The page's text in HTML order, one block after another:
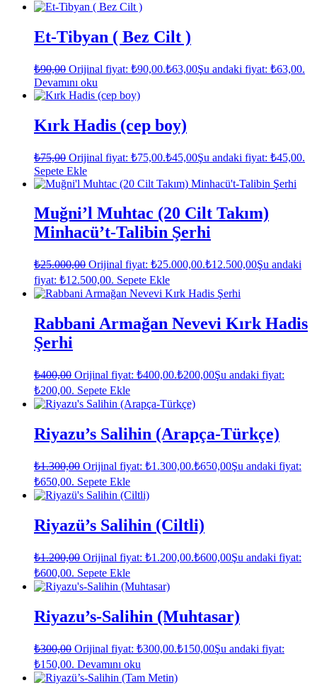
Et-Tibyan ( Bez Cilt )
₺90,00 Orijinal fiyat: ₺90,00.₺63,00Şu andaki fiyat: ₺63,00.
Devamını oku
Kırk Hadis (cep boy)
₺75,00 Orijinal fiyat: ₺75,00.₺45,00Şu andaki fiyat: ₺45,00.
Sepete Ekle
Muğni’l Muhtac (20 Cilt Takım)
Minhacü’t-Talibin Şerhi
₺25.000,00 Orijinal fiyat: ₺25.000,00.₺12.500,00Şu andaki
fiyat: ₺12.500,00. Sepete Ekle
Rabbani Armağan Nevevi Kırk Hadis
Şerhi
₺400,00 Orijinal fiyat: ₺400,00.₺200,00Şu andaki fiyat:
₺200,00. Sepete Ekle
Riyazu’s Salihin (Arapça-Türkçe)
₺1.300,00 Orijinal fiyat: ₺1.300,00.₺650,00Şu andaki fiyat:
₺650,00. Sepete Ekle
Riyazü’s Salihin (Ciltli)
₺1.200,00 Orijinal fiyat: ₺1.200,00.₺600,00Şu andaki fiyat:
₺600,00. Sepete Ekle
Riyazu’s-Salihin (Muhtasar)
₺300,00 Orijinal fiyat: ₺300,00.₺150,00Şu andaki fiyat:
₺150,00. Devamını oku